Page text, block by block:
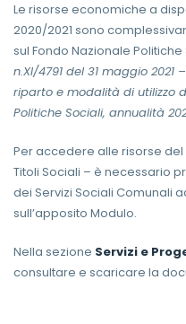
Le risorse economiche a
2020/2021 sono
sul Fondo Nazionale
n.XI/4791 del 31 maggio
riparto e modalità di utilizzo
Politiche Sociali, annualità
Per accedere alle risorse
Titoli Sociali – è necessario
dei Servizi Sociali Comunali
sull’apposito Modulo.
Nella sezione Servizi e
consultare e scaricare la